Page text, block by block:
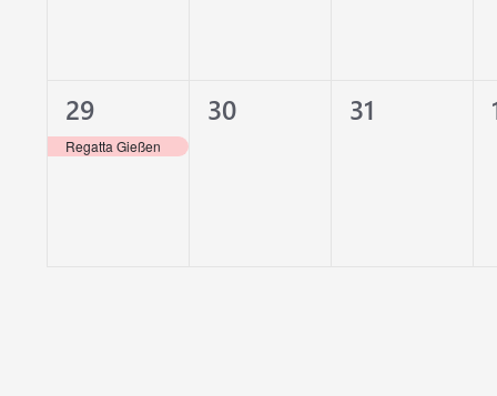
1
Veranstaltung,
29
Regatta Gießen
0
30
0
31